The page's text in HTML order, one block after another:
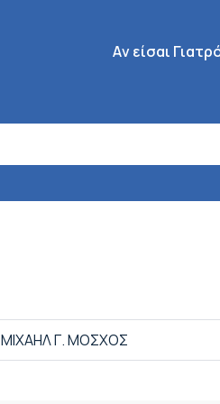
Κεντρική πλοήγηση
Aν είσαι
ΜΙΧΑΗΛ Γ. ΜΟΣΧΟΣ